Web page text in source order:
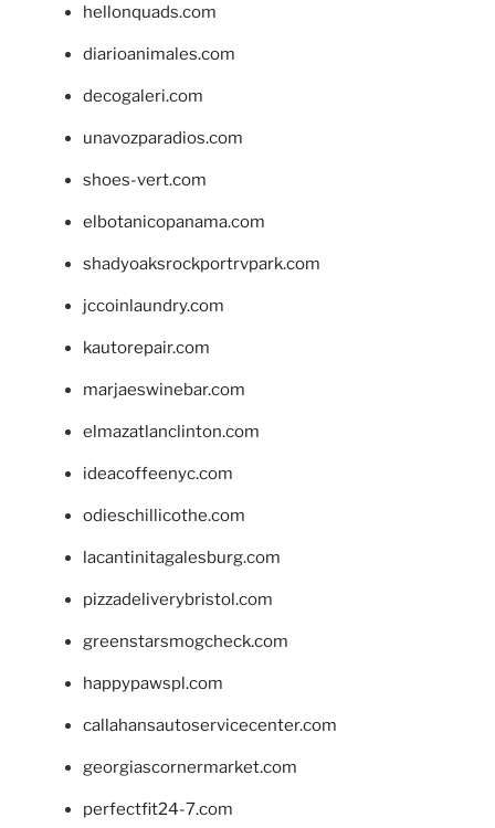
hellonquads.com
diarioanimales.com
decogaleri.com
unavozparadios.com
shoes-vert.com
elbotanicopanama.com
shadyoaksrockportrvpark.com
jccoinlaundry.com
kautorepair.com
marjaeswinebar.com
elmazatlanclinton.com
ideacoffeenyc.com
odieschillicothe.com
lacantinitagalesburg.com
pizzadeliverybristol.com
greenstarsmogcheck.com
happypawspl.com
callahansautoservicecenter.com
georgiascornermarket.com
perfectfit24-7.com